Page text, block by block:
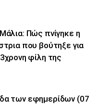
Πώς πνίγηκε η
που βούτηξε για
φίλη της
των εφημερίδων (07